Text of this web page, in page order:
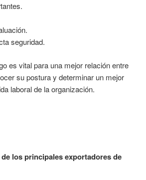
seguridad.
es vital para una mejor relación entre
su postura y determinar un mejor
laboral de la organización.
los principales exportadores de